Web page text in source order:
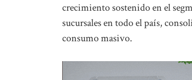
crecimiento sostenido en el
sucursales en todo el país,
consumo masivo.